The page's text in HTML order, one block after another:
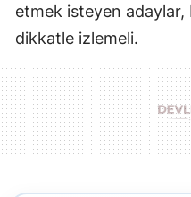
etmek isteyen adaylar,
dikkatle izlemeli.